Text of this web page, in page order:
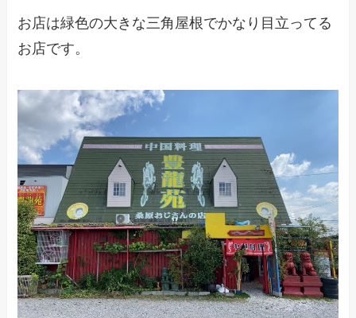
お店は緑色の大きな三角屋根でかなり目立ってる
お店です。